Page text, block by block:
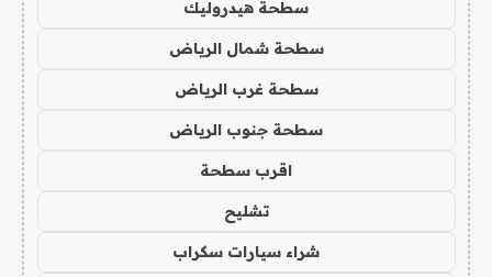
سطحة هيدروليك
سطحة شمال الرياض
سطحة غرب الرياض
سطحة جنوب الرياض
اقرب سطحة
تشليح
شراء سيارات سكراب